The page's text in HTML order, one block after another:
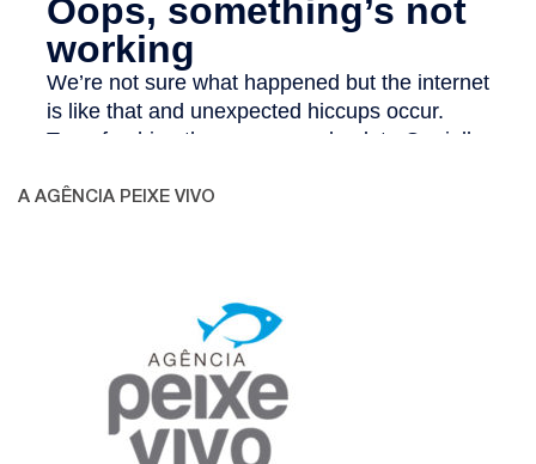
A AGÊNCIA PEIXE VIVO